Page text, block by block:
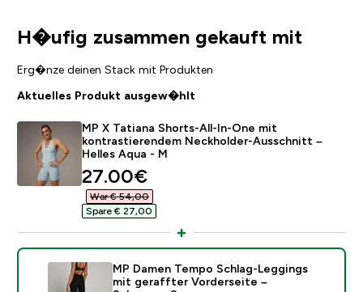
H�ufig zusammen gekauft mit
Erg�nze deinen Stack mit Produkten
Aktuelles Produkt ausgew�hlt
MP X Tatiana Shorts-All-In-One mit
kontrastierendem Neckholder-Ausschnitt –
Helles Aqua - M
discounted price
27.00€‎
War € 54,00‎
Spare € 27,00‎
MP Damen Tempo Schlag-Leggings
mit geraffter Vorderseite –